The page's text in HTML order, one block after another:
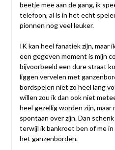
beetje mee aan de gang, ik
telefoon, al is in het echt
pionnen nog veel leuker.
IK kan heel fanatiek zijn, maar
een gegeven moment is mijn
bijvoorbeeld een dure straat
liggen vervelen met
bordspelen niet zo heel lang
willen zou ik dan ook niet
heel gezellig worden zijn,
spontaan over zijn. Dan
terwijl ik bankroet ben of me
het ganzenborden.